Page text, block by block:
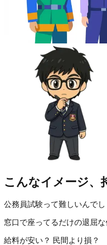
こんなイメージ、
公務員試験って難しいんで
窓口で座ってるだけの退屈な
給料が安い？ 民間より損？